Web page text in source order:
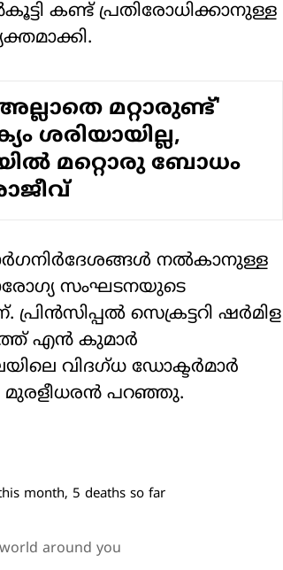
കണ്ട് പ്രതിരോധിക്കാനുള്ള
മറ്റാരുണ്ട്'
ശരിയായില്ല,
മറ്റൊരു ബോധം
നല്‍കാനുള്ള
സംഘടനയുടെ
സെക്രട്ടറി ഷര്‍മിള
എന്‍ കുമാര്‍
വിദഗ്ധ ഡോക്ടര്‍മാര്‍
മുരളീധരന്‍ പറഞ്ഞു.
month, 5 deaths so far
around you